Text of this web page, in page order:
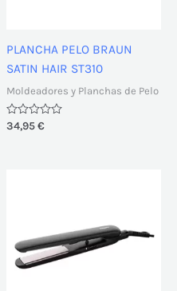
PLANCHA PELO BRAUN
SATIN HAIR ST310
Moldeadores y Planchas de Pelo
Valorado
con
34,95€